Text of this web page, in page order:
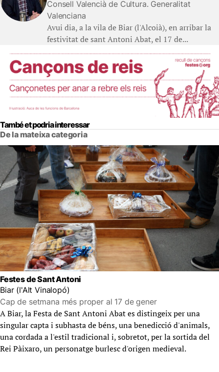
Consell Valencià de Cultura. Generalitat
Valenciana
Avui dia, a la vila de Biar (l'Alcoià), en arribar la
festivitat de sant Antoni Abat, el 17 de...
També et podria interessar
De la mateixa categoria
Festes de Sant Antoni
Biar (l'Alt Vinalopó)
Cap de setmana més proper al 17 de gener
A Biar, la Festa de Sant Antoni Abat es distingeix per una
singular capta i subhasta de béns, una benedicció d'animals,
una cordada a l'estil tradicional i, sobretot, per la sortida del
Rei Pàixaro, un personatge burlesc d'origen medieval.